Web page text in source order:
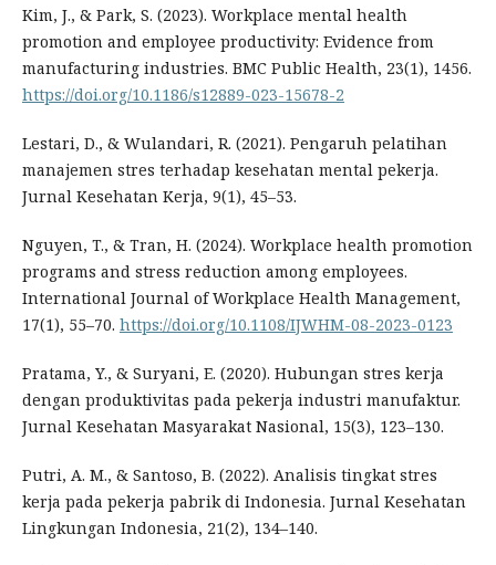
Kim, J., & Park, S. (2023). Workplace mental health
promotion and employee productivity: Evidence from
manufacturing industries. BMC Public Health, 23(1), 1456.
https://doi.org/10.1186/s12889-023-15678-2
Lestari, D., & Wulandari, R. (2021). Pengaruh pelatihan
manajemen stres terhadap kesehatan mental pekerja.
Jurnal Kesehatan Kerja, 9(1), 45–53.
Nguyen, T., & Tran, H. (2024). Workplace health promotion
programs and stress reduction among employees.
International Journal of Workplace Health Management,
17(1), 55–70. https://doi.org/10.1108/IJWHM-08-2023-0123
Pratama, Y., & Suryani, E. (2020). Hubungan stres kerja
dengan produktivitas pada pekerja industri manufaktur.
Jurnal Kesehatan Masyarakat Nasional, 15(3), 123–130.
Putri, A. M., & Santoso, B. (2022). Analisis tingkat stres
kerja pada pekerja pabrik di Indonesia. Jurnal Kesehatan
Lingkungan Indonesia, 21(2), 134–140.